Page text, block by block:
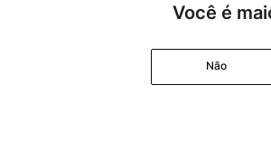
Você é
Não